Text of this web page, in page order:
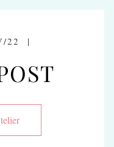
22  |